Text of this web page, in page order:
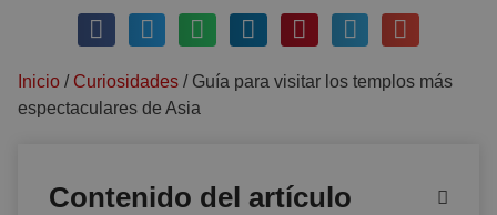
Inicio / Curiosidades / Guía para visitar los templos más
espectaculares de Asia
Contenido del artículo